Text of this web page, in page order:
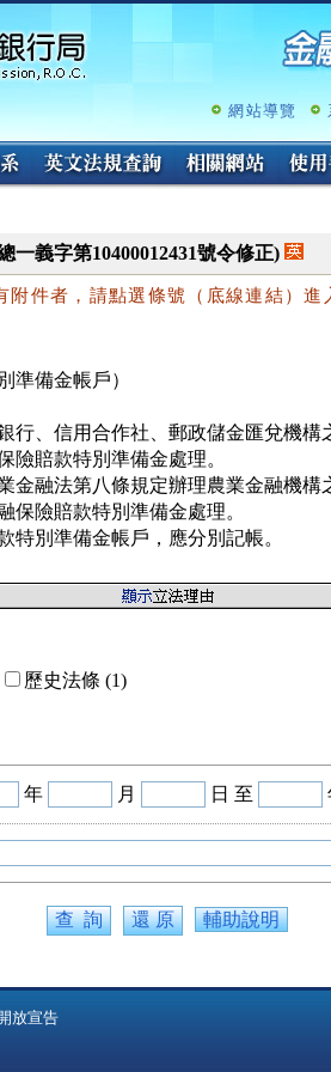
跳
容
網站導覽
一義字第10400012431號令修正)
附件者，請點選條號（底線連結）進
準備金帳戶）
行、信用合作社、郵政儲金匯兌機構
險賠款特別準備金處理。
金融法第八條規定辦理農業金融機構
保險賠款特別準備金處理。
特別準備金帳戶，應分別記帳。
歷史法條 (1)
年 月 日 至
輔助說明
放宣告